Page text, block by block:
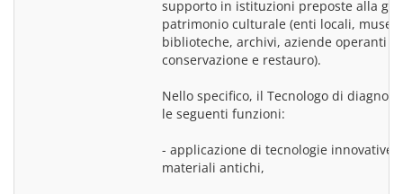
supporto in istituzioni preposte alla
patrimonio culturale (enti locali, musei
biblioteche, archivi, aziende operanti
conservazione e restauro).
Nello specifico, il Tecnologo di
le seguenti funzioni:
- applicazione di tecnologie innovative
materiali antichi,